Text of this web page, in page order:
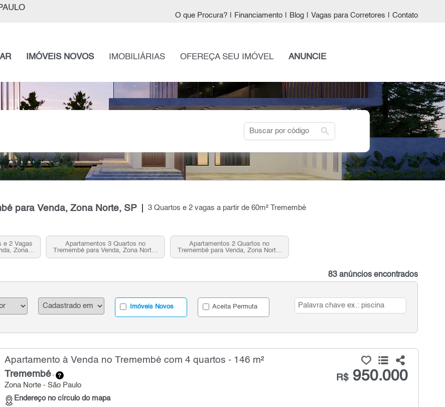
O que Procura? Financiamento Blog Vagas para Corretores Contato
IMÓVEIS NOVOS IMOBILIÁRIAS OFEREÇA SEU IMÓVEL ANUNCIE
search
para Venda, Zona Norte, SP 3 Quartos e 2 vagas a partir de 60m² Tremembé
e 2 Vagas
Zona
Apartamentos 3 Quartos no
Tremembé para Venda, Zona Norte,
SP
Apartamentos 2 Quartos no
Tremembé para Venda, Zona Norte,
SP
83 anúncios encontrados
Imóveis Novos Aceita Permuta
Apartamento à Venda no Tremembé com 4 quartos - 146 m²
Tremembé-
Zona Norte - São Paulo
Endereço no círculo do mapa
R$950.000